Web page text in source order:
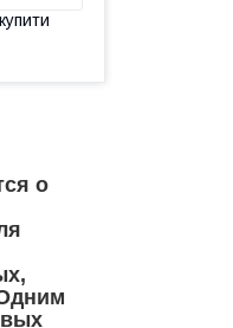
о